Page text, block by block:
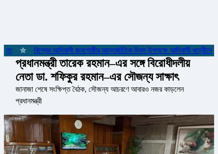
বিশ্বের আদিবাসী জনগোষ্ঠীর আন্তর্জাতিক দিবস উপলক্ষে আদিবাসী ধাত্রীদের
প্রধানমন্ত্রী তারেক রহমান–এর সঙ্গে বিরোধীদলীয়
নেতা ডা. শফিকুর রহমান–এর সৌজন্য সাক্ষাৎ
জানাজা শেষে সংক্ষিপ্ত বৈঠক, সৌজন্য আচরণে আবারও নজর কাড়লেন
প্রধানমন্ত্রী